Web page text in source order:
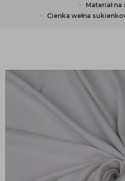
Materiał
Cienka wełna